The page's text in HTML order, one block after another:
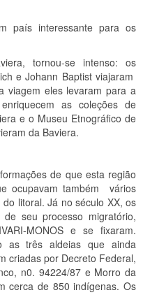
país interessante para os
tornou-se intenso: os
e Johann Baptist viajaram
viagem eles levaram para a
as coleções de
e o Museu Etnográfico de
da Baviera.
de que esta região
ocupavam também vários
litoral. Já no século XX, os
seu processo migratório,
MONOS e se fixaram.
as três aldeias que ainda
criadas por Decreto Federal,
n0. 94224/87 e Morro da
cerca de 850 indígenas. Os